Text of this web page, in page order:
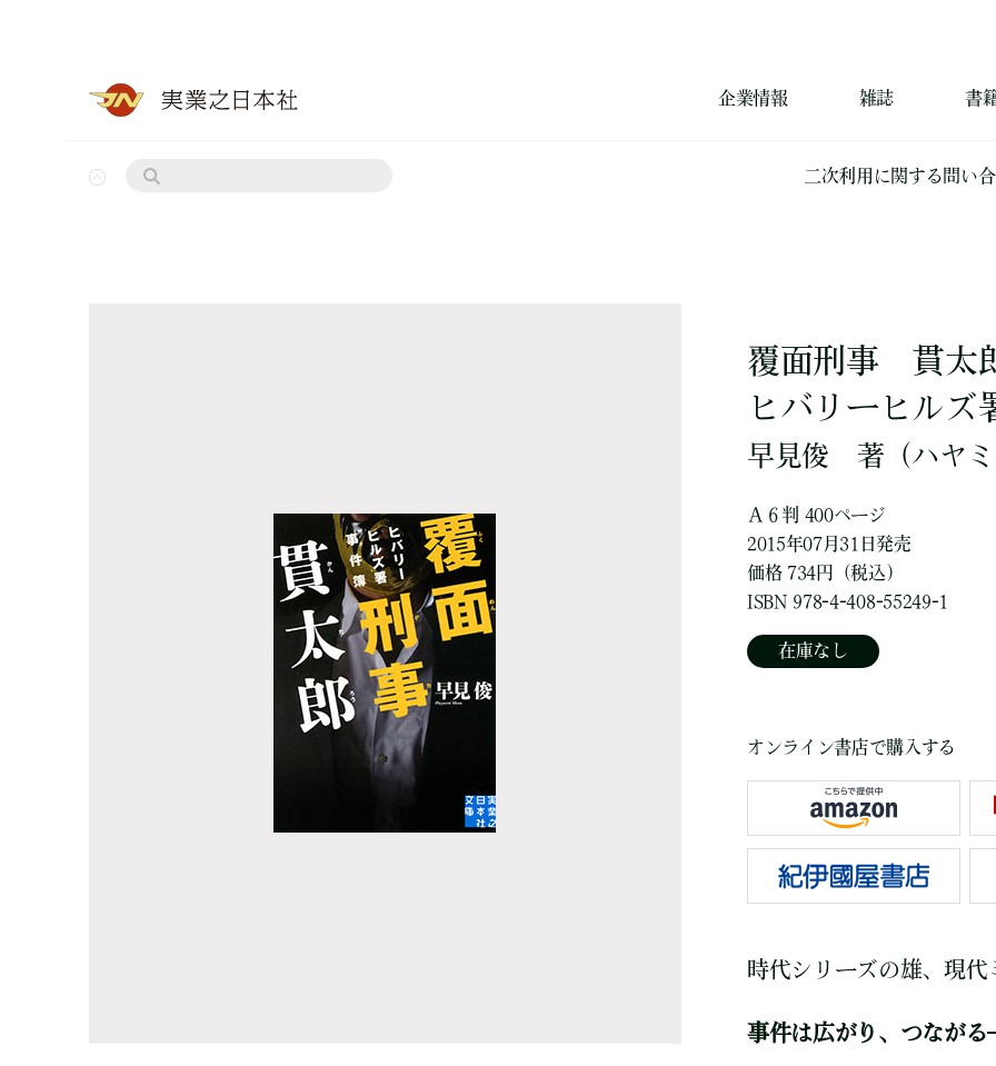
企業情報 雑誌 書
二次利用に関する問い
覆面刑事 貫太
ヒバリーヒルズ
早見俊 著 （ハヤ
Ａ６判 400ページ
2015年07月31日発売
価格 734円（税込）
ISBN 978-4-408-55249-1
在庫なし
オンライン書店で購入する
時代シリーズの雄、現代
事件は広がり、つなが